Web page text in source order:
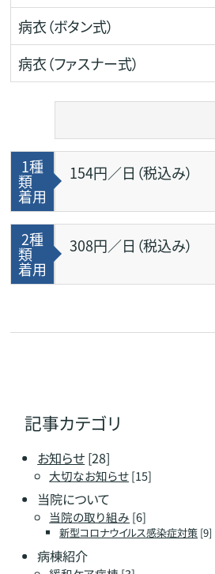
病衣（ボタン式）
病衣（ファスナー式）
1種
類
着用
154円／日（税込み）
2種
類
着用
308円／日（税込み）
記事カテゴリ
お知らせ[28]
大切なお知らせ[15]
当院について
当院の取り組み [6]
新型コロナウイルス感染症対策[9]
病棟紹介